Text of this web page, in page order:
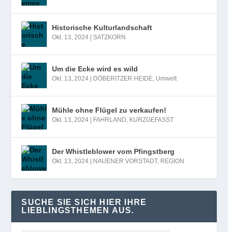
Historische Kulturlandschaft
Okt. 13, 2024 |SATZKORN
Um die Ecke wird es wild
Okt. 13, 2024 | DÖBERITZER HEIDE Umwelt
Mühle ohne Flügel zu verkaufen!
Okt. 13, 2024 | FAHRLAND KURZGEFASST
Der Whistleblower vom Pfingstberg
Okt. 13, 2024 | NAUENER VORSTADT, REGION
SUCHE SIE SICH HIER IHRE
LIEBLINGSTHEMEN AUS.